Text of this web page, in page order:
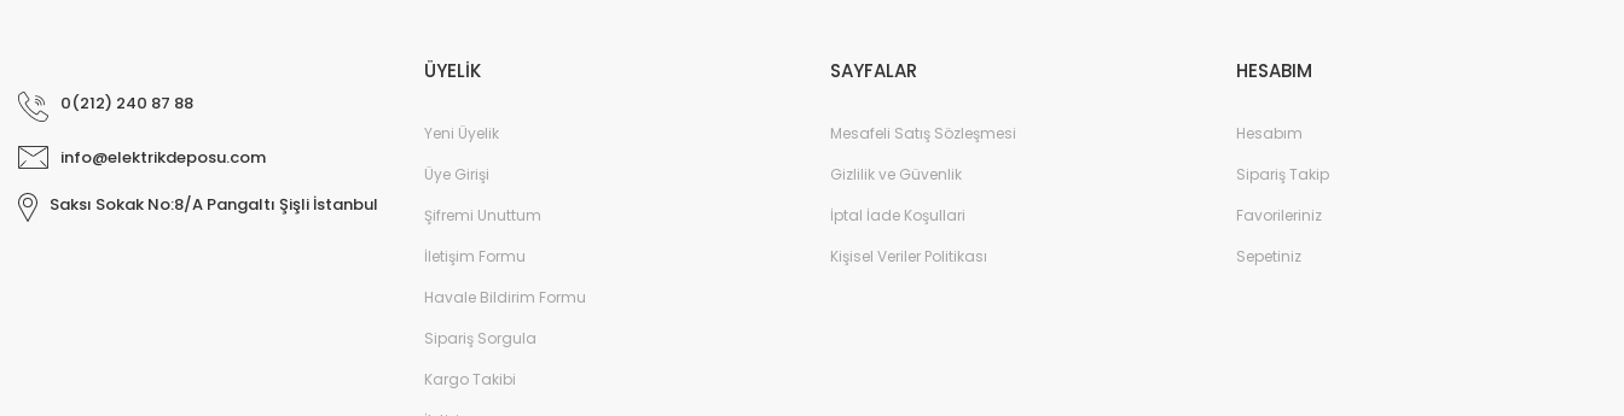
0(212) 240 87 88
info@elektrikdeposu.com
Saksı Sokak No:8/A Pangaltı Şişli İstanbul
ÜYELİK
Yeni Üyelik
Üye Girişi
Şifremi Unuttum
İletişim Formu
Havale Bildirim Formu
Sipariş Sorgula
Kargo Takibi
SAYFALAR
Mesafeli Satış Sözleşmesi
Gizlilik ve Güvenlik
İptal İade Koşullari
Kişisel Veriler Politikası
HESABIM
Hesabım
Sipariş Takip
Favorileriniz
Sepetiniz